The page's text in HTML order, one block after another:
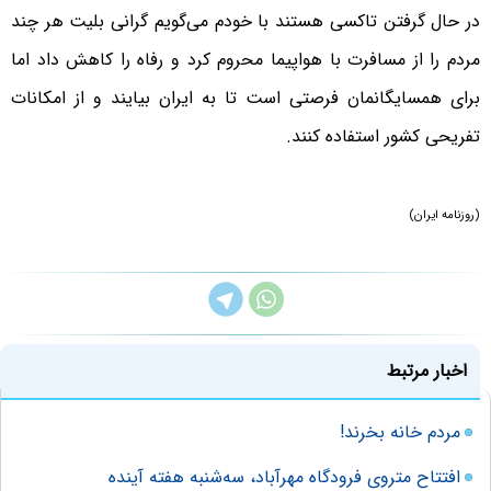
در حال گرفتن تاکسی هستند با خودم می‌گویم گرانی بلیت هر چند
مردم را از مسافرت با هواپیما محروم کرد و رفاه را کاهش داد اما
برای همسایگانمان فرصتی است تا به ایران بیایند و از امکانات
تفریحی کشور استفاده کنند.
(روزنامه ایران)
اخبار مرتبط
مردم خانه بخرند!
افتتاح متروی فرودگاه مهرآباد، سه‌شنبه هفته آینده